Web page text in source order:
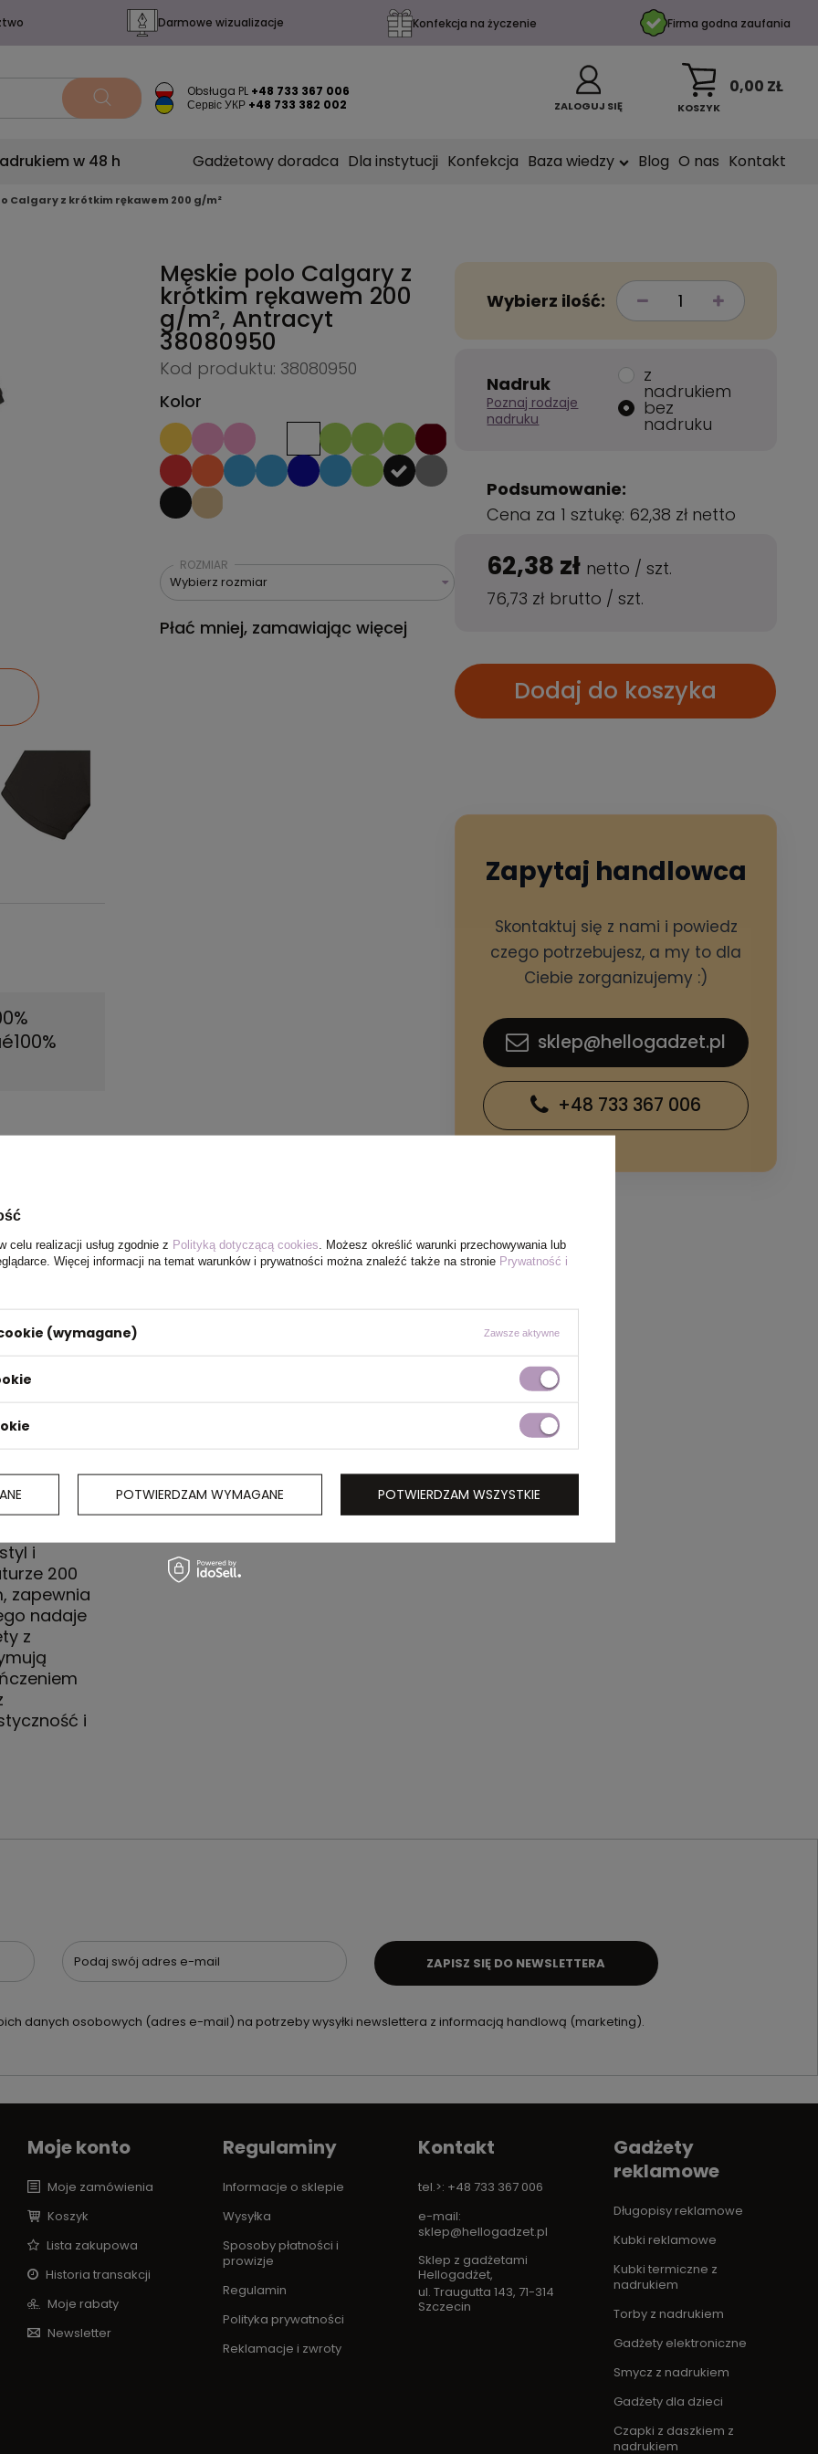
Darmowe wizualizacje Konfekcja na życzenie Firma godna zaufania
Obsługa PL +48 733 367 006
Сервіс УКР +48 733 382 002 ZALOGUJ SIĘ KOSZYK
0,00 ZŁ
w 48 h Gadżetowy doradca Dla instytucji Konfekcja Baza wiedzy Blog O nas Kontakt
Calgary z krótkim rękawem 200 g/m²
x 30 cm
to
i
200
zapewnia
nadaje
z
i
Męskie polo Calgary z
krótkim rękawem 200
g/m², Antracyt
38080950
Kod produktu: 38080950
Kolor
ROZMIAR
Wybierz rozmiar
Płać mniej, zamawiając więcej
Wybierz ilość:
Nadruk
Poznaj rodzaje
nadruku
z
nadrukiem
bez
nadruku
Podsumowanie:
Cena za 1 sztukę: 62,38 zł netto
62,38 zł netto /szt.
76,73 zł brutto /szt.
Dodaj do koszyka
Zapytaj handlowca
Skontaktuj się z nami i powiedz
czego potrzebujesz, a my to dla
Ciebie zorganizujemy :)
sklep@hellogadzet.pl
+48 733 367 006
Podaj swój adres e-mail
danych osobowych (adres e-mail) na potrzeby wysyłki newslettera z informacją handlową (marketing).
ZAPISZ SIĘ DO NEWSLETTERA
Moje konto
Moje zamówienia
Koszyk
Lista zakupowa
Historia transakcji
Moje rabaty
Newsletter
Regulaminy
Informacje o sklepie
Wysyłka
Sposoby płatności i
prowizje
Regulamin
Polityka prywatności
Reklamacje i zwroty
Kontakt
tel.>: +48 733 367 006
e-mail:
sklep@hellogadzet.pl
Sklep z gadżetami
Hellogadżet,
ul. Traugutta 143, 71-314
Szczecin
Gadżety
reklamowe
Długopisy reklamowe
Kubki reklamowe
Kubki termiczne z
nadrukiem
Torby z nadrukiem
Gadżety elektroniczne
Smycz z nadrukiem
Gadżety dla dzieci
Czapki z daszkiem z
nadrukiem
celu realizacji usług zgodnie z Polityką dotyczącą cookies . Możesz określić warunki przechowywania lub
Więcej informacji na temat warunków i prywatności można znaleźć także na stronie Prywatność i
(wymagane) Zawsze aktywne
POTWIERDZAM WYMAGANE POTWIERDZAM WSZYSTKIE